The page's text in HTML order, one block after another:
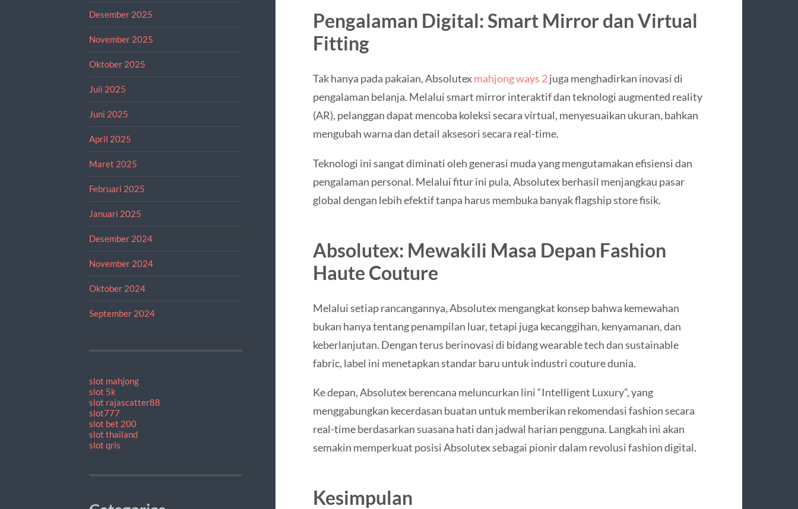
Desember 2025
November 2025
Oktober 2025
Juli 2025
Juni 2025
April 2025
Maret 2025
Februari 2025
Januari 2025
Desember 2024
November 2024
Oktober 2024
September 2024
slot mahjong
slot 5k
slot rajascatter88
slot777
slot bet 200
slot thailand
slot qris
Pengalaman Digital: Smart Mirror dan Virtual
Fitting
Tak hanya pada pakaian, Absolutexmahjong ways 2juga menghadirkan inovasi di
pengalaman belanja. Melalui smart mirror interaktif dan teknologi augmented reality
(AR), pelanggan dapat mencoba koleksi secara virtual, menyesuaikan ukuran, bahkan
mengubah warna dan detail aksesori secara real-time.
Teknologi ini sangat diminati oleh generasi muda yang mengutamakan efisiensi dan
pengalaman personal. Melalui fitur ini pula, Absolutex berhasil menjangkau pasar
global dengan lebih efektif tanpa harus membuka banyak flagship store fisik.
Absolutex: Mewakili Masa Depan Fashion
Haute Couture
Melalui setiap rancangannya, Absolutex mengangkat konsep bahwa kemewahan
bukan hanya tentang penampilan luar, tetapi juga kecanggihan, kenyamanan, dan
keberlanjutan. Dengan terus berinovasi di bidang wearable tech dan sustainable
fabric, label ini menetapkan standar baru untuk industri couture dunia.
Ke depan, Absolutex berencana meluncurkan lini “Intelligent Luxury”, yang
menggabungkan kecerdasan buatan untuk memberikan rekomendasi fashion secara
real-time berdasarkan suasana hati dan jadwal harian pengguna. Langkah ini akan
semakin memperkuat posisi Absolutex sebagai pionir dalam revolusi fashion digital.
Kesimpulan